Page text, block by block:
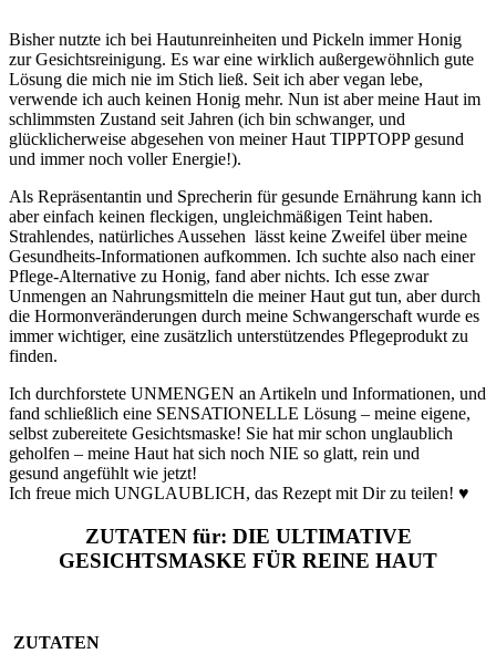
Bisher nutzte ich bei Hautunreinheiten und Pickeln immer Honig
zur Gesichtsreinigung. Es war eine wirklich außergewöhnlich gute
Lösung die mich nie im Stich ließ. Seit ich aber vegan lebe,
verwende ich auch keinen Honig mehr. Nun ist aber meine Haut im
schlimmsten Zustand seit Jahren (ich bin schwanger, und
glücklicherweise abgesehen von meiner Haut TIPPTOPP gesund
und immer noch voller Energie!).
Als Repräsentantin und Sprecherin für gesunde Ernährung kann ich
aber einfach keinen fleckigen, ungleichmäßigen Teint haben.
Strahlendes, natürliches Aussehen lässt keine Zweifel über meine
Gesundheits-Informationen aufkommen. Ich suchte also nach einer
Pflege-Alternative zu Honig, fand aber nichts. Ich esse zwar
Unmengen an Nahrungsmitteln die meiner Haut gut tun, aber durch
die Hormonveränderungen durch meine Schwangerschaft wurde es
immer wichtiger, eine zusätzlich unterstützendes Pflegeprodukt zu
finden.
Ich durchforstete UNMENGEN an Artikeln und Informationen, und
fand schließlich eine SENSATIONELLE Lösung – meine eigene,
selbst zubereitete Gesichtsmaske! Sie hat mir schon unglaublich
geholfen – meine Haut hat sich noch NIE so glatt, rein und
gesund angefühlt wie jetzt!
Ich freue mich UNGLAUBLICH, das Rezept mit Dir zu teilen! ♥
ZUTATEN für: DIE ULTIMATIVE
GESICHTSMASKE FÜR REINE HAUT
ZUTATEN